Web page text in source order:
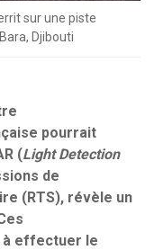
sur une piste
Djibouti
pourrait
(Light Detection
de
(RTS), révèle un
à effectuer le